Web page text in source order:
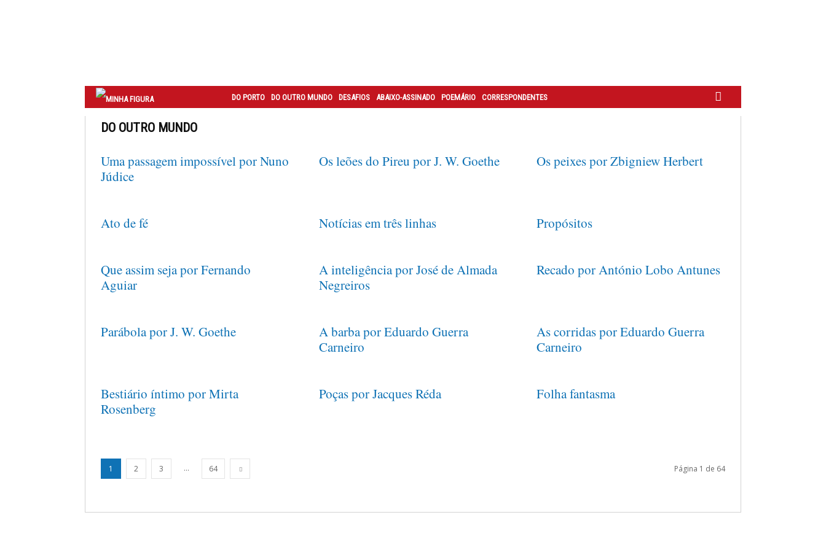
DO PORTO DO OUTRO MUNDO DESAFIOS ABAIXO-ASSINADO POEMÁRIO CORRESPONDENTES
DO OUTRO MUNDO
Uma passagem impossível por Nuno
Júdice
Os leões do Pireu por J. W. Goethe Os peixes por Zbigniew Herbert
Ato de fé Notícias em três linhas Propósitos
Que assim seja por Fernando
Aguiar
A inteligência por José de Almada
Negreiros
Recado por António Lobo Antunes
Parábola por J. W. Goethe
A barba por Eduardo Guerra
Carneiro
As corridas por Eduardo Guerra
Carneiro
Bestiário íntimo por Mirta
Rosenberg
Poças por Jacques Réda Folha fantasma
1 2 3 ... 64 Página 1 de 64